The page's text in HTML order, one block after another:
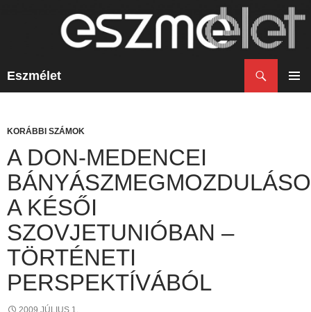
Eszmélet
KORÁBBI SZÁMOK
A DON-MEDENCEI
A KÉSŐI
SZOVJETUNIÓBAN –
TÖRTÉNETI
PERSPEKTÍVÁBÓL